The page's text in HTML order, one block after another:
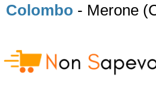
Colombo - Merone